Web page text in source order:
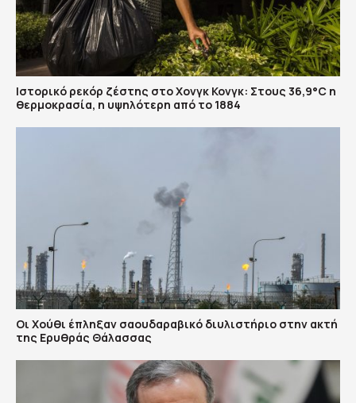
Ιστορικό ρεκόρ ζέστης στο Χονγκ Κονγκ: Στους 36,9°C η
θερμοκρασία, η υψηλότερη από το 1884
Οι Χούθι έπληξαν σαουδαραβικό διυλιστήριο στην ακτή
της Ερυθράς Θάλασσας